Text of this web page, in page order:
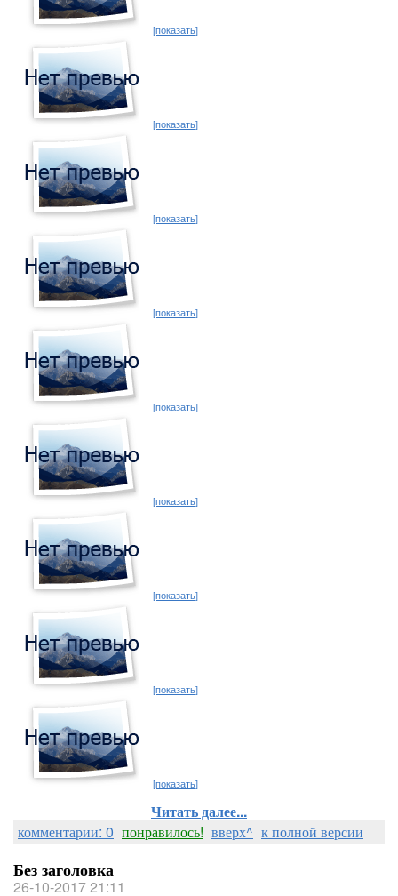
[показать]
[показать]
[показать]
[показать]
[показать]
[показать]
[показать]
[показать]
[показать]
Читать далее...
комментарии: 0 понравилось! вверх^ к полной версии
Без заголовка
26-10-2017 21:11